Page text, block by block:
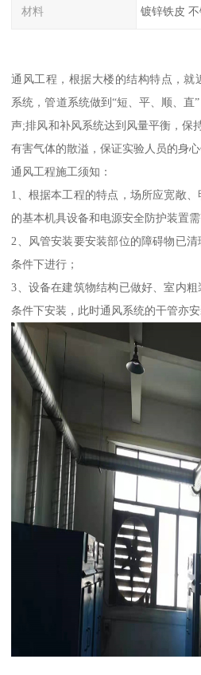
材料 镀锌铁皮
通风工程，根据大楼的结构特点，就
系统，管道系统做到“短、平、顺、直
声;排风和补风系统达到风量平衡，保
有害气体的散溢，保证实验人员的身心
通风工程施工须知：
1、根据本工程的特点，场所应宽敞
的基本机具设备和电源安全防护装置需
2、风管安装要安装部位的障碍物已
条件下进行；
3、设备在建筑物结构已做好、室内
条件下安装，此时通风系统的干管亦安